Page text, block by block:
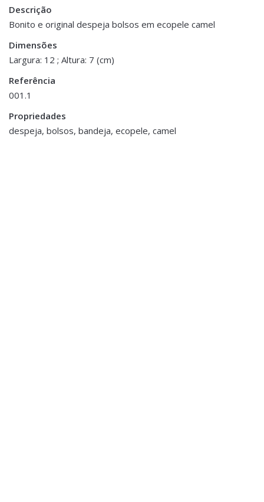
Descrição
Bonito e original despeja bolsos em ecopele camel
Dimensões
Largura: 12 ; Altura: 7 (cm)
Referência
001.1
Propriedades
despeja, bolsos, bandeja, ecopele, camel
Peso 0.200 kg
Dimensões
There are no reviews yet.
Be the first to review “Despeja
Bolsos/Bandeja – Ecopele Camel”
You must be <a href="https://www.homeart.pt/minha-
conta/">logged in</a> to post a review.